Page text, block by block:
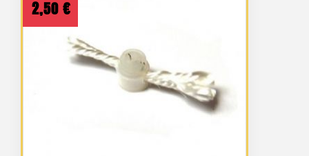
2,50 €